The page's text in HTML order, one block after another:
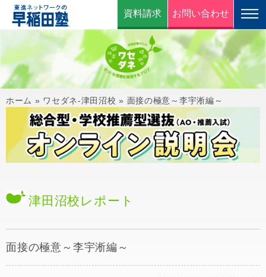
資料請求 お問い合わせ
ホーム » ワセダネ-津田沼校 » 面接の極意～李宇淅編～
津田沼校 レポート
面接の極意～李宇淅編～